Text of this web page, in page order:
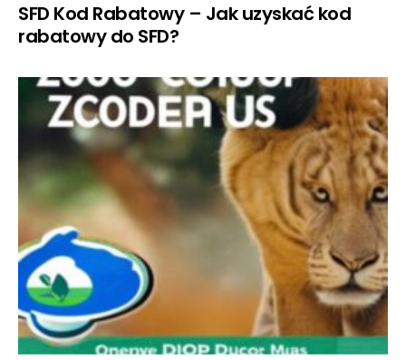
SFD Kod Rabatowy – Jak uzyskać kod
rabatowy do SFD?